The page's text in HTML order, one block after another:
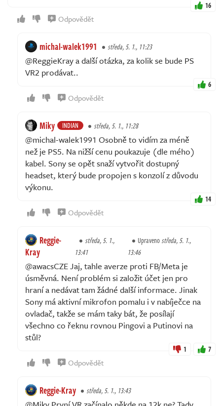
16
Odpovědět
michal-walek1991 středa, 5. 1., 11:23
@ReggieKray a další otázka, za kolik se bude PS
VR2 prodávat..
6
Odpovědět
Miky INDIAN středa, 5. 1., 11:28
@michal-walek1991 Osobně to vidím za méně
než je PS5. Na nižší cenu poukazuje (dle mého)
kabel. Sony se opět snaží vytvořit dostupný
headset, který bude propojen s konzolí z důvodu
výkonu.
14
Odpovědět
Reggie-
Kray
středa, 5. 1.,
13:41
Upravenostředa, 5. 1.,
13:46
@awacsCZE Jaj, tahle averze proti FB/Meta je
úsměvná. Není problém si založit účet jen pro
hraní a nedávat tam žádné další informace. Jinak
Sony má aktivní mikrofon pomalu i v nabíječce na
ovladač, takže se mám taky bát, že posílají
všechno co řeknu rovnou Pingovi a Putinovi na
stůl?
1 7
Odpovědět
Reggie-Kray středa, 5. 1., 13:43